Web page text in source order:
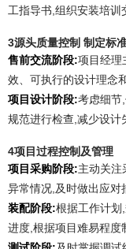
工指导书,组织安装培训
3源头质量控制 制定标
售前交流阶段:项目经理
效、可执行的设计理念
项目设计阶段:考虑细节
规范进行检查,减少设计
4项目过程控制及管理
项目采购阶段:主动关注
异常情况,及时做出应对
装配阶段:根据工作计划
进度,根据项目难易程度